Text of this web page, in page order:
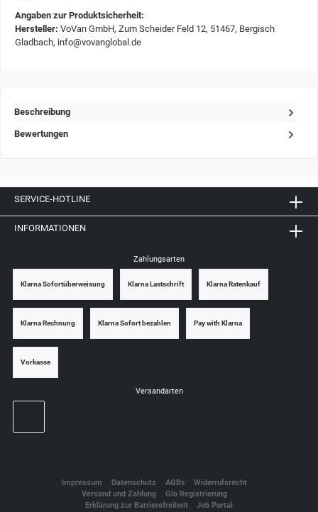
Angaben zur Produktsicherheit:
Hersteller: VoVan GmbH, Zum Scheider Feld 12, 51467, Bergisch
Gladbach, info@vovanglobal.de
Beschreibung
Bewertungen
SERVICE-HOTLINE
INFORMATIONEN
Zahlungsarten
Klarna Sofortüberweisung Klarna Lastschrift Klarna Ratenkauf
Klarna Rechnung Klarna Sofort bezahlen Pay with Klarna
Vorkasse
Versandarten
Impressum Datenschutz AGBs
Widerrufsrecht
Versand und Zahlung
Glo Registrierung
Erklärung zur Barrierefreiheit
Job Portal